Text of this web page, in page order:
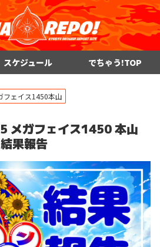
スケジュール でちゃう!TOP
フェイス1450本山
メガフェイス1450 本山
果報告